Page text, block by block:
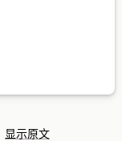
显示原文